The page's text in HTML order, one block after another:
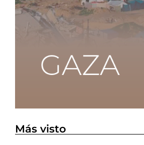
Más visto